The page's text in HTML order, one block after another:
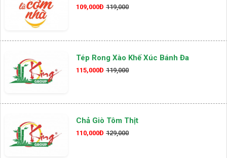
109,000Đ 119,000
Tép Rong Xào Khế Xúc Bánh Đa
115,000Đ 119,000
Chả Giò Tôm Thịt
110,000Đ 129,000